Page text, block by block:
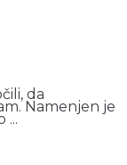
da
Namenjen je
...